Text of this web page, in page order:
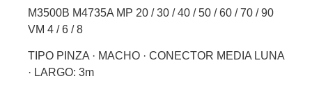
M3500B M4735A MP 20 / 30 / 40 / 50 / 60 / 70 / 90
VM 4 / 6 / 8
TIPO PINZA · MACHO · CONECTOR MEDIA LUNA
· LARGO: 3m